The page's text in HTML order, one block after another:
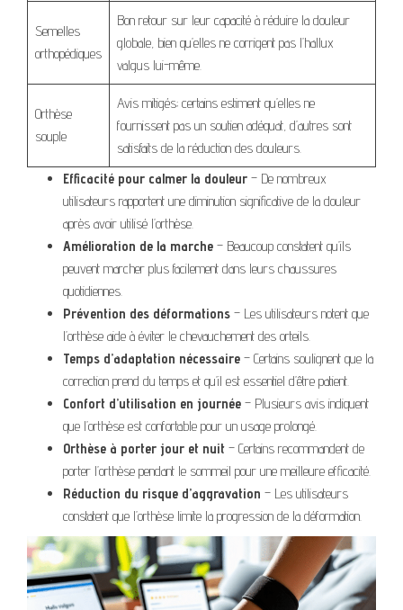
Semelles
orthopédiques
Bon retour sur leur capacité à réduire la douleur
globale, bien qu’elles ne corrigent pas l’hallux
valgus lui-même.
Orthèse
souple
Avis mitigés; certains estiment qu’elles ne
fournissent pas un soutien adéquat, d’autres sont
satisfaits de la réduction des douleurs.
Efficacité pour calmer la douleur – De nombreux
utilisateurs rapportent une diminution significative de la douleur
après avoir utilisé l’orthèse.
Amélioration de la marche – Beaucoup constatent qu’ils
peuvent marcher plus facilement dans leurs chaussures
quotidiennes.
Prévention des déformations – Les utilisateurs notent que
l’orthèse aide à éviter le chevauchement des orteils.
Temps d’adaptation nécessaire – Certains soulignent que la
correction prend du temps et qu’il est essentiel d’être patient.
Confort d’utilisation en journée – Plusieurs avis indiquent
que l’orthèse est confortable pour un usage prolongé.
Orthèse à porter jour et nuit – Certains recommandent de
porter l’orthèse pendant le sommeil pour une meilleure efficacité.
Réduction du risque d’aggravation – Les utilisateurs
constatent que l’orthèse limite la progression de la déformation.